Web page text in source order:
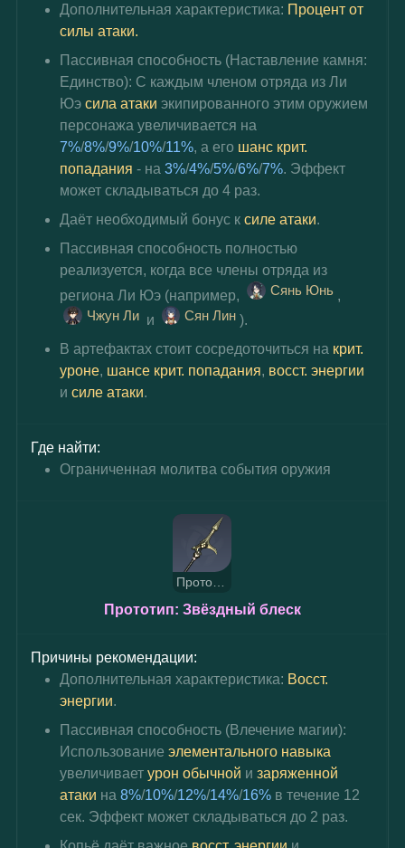
Дополнительная характеристика: Процент от
силы атаки.
Пассивная способность (Наставление камня:
Единство): С каждым членом отряда из Ли
Юэ сила атаки экипированного этим оружием
персонажа увеличивается на
7%/8%/9%/10%/11%, а его шанс крит.
попадания - на 3%/4%/5%/6%/7%. Эффект
может складываться до 4 раз.
Даёт необходимый бонус к силе атаки.
Пассивная способность полностью
реализуется, когда все члены отряда из
региона Ли Юэ (например,
Сянь Юнь
Чжун Ли и Сян Лин ).
В артефактах стоит сосредоточиться на крит.
уроне, шансе крит. попадания, восст. энергии
и силе атаки.
Где найти:
Ограниченная молитва события оружия
Прототип: Звёздный блеск
Прототип: Звёздный блеск
Причины рекомендации:
Дополнительная характеристика: Восст.
энергии.
Пассивная способность (Влечение магии):
Использование элементального навыка
увеличивает урон обычной и заряженной
атаки на 8%/10%/12%/14%/16% в течение 12
сек. Эффект может складываться до 2 раз.